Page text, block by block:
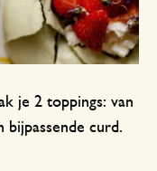
je 2 toppings: van
bijpassende curd.